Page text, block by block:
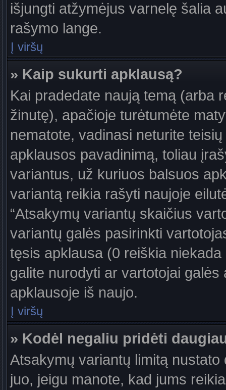
išjungti atžymėjus varnelę šalia
rašymo lange.
Į viršų
» Kaip sukurti apklausą?
Kai pradedate naują temą (arba
žinutę), apačioje turėtumėte
nematote, vadinasi neturite
apklausos pavadinimą, toliau
variantus, už kuriuos balsuos
variantą reikia rašyti naujoje
“Atsakymų variantų skaičius
variantų galės pasirinkti
tęsis apklausa (0 reiškia
galite nurodyti ar vartotojai
apklausoje iš naujo.
Į viršų
» Kodėl negaliu pridėti
Atsakymų variantų limitą
juo, jeigu manote, kad jums